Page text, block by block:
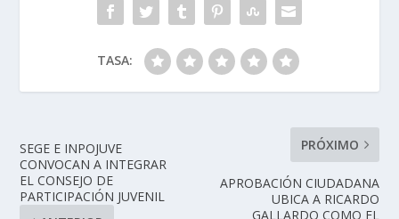
TASA:
SEGE E INPOJUVE
CONVOCAN A INTEGRAR
EL CONSEJO DE
PARTICIPACIÓN JUVENIL
PRÓXIMO
APROBACIÓN CIUDADANA
UBICA A RICARDO
GALLARDO COMO EL